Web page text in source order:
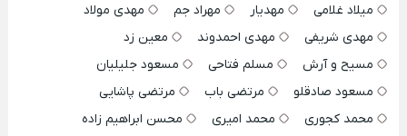
میلاد غلامی
مهدیار مهراد جم
مهدی مولاد
مهدی شریفی
مهدی احمدوند
معین زد
مسیح و آرش
مسلم فتاحی
مسعود جلیلیان
مسعود صادقلو
مرتضی باب
مرتضی پاشایی
محمد کجوری
محمد امیری
محسن ابراهیم زاده